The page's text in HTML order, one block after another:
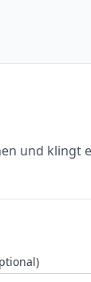
und klingt